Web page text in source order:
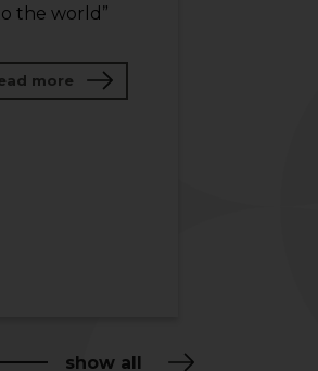
Film Festival
the world”
moreabout "Window onto the
show all